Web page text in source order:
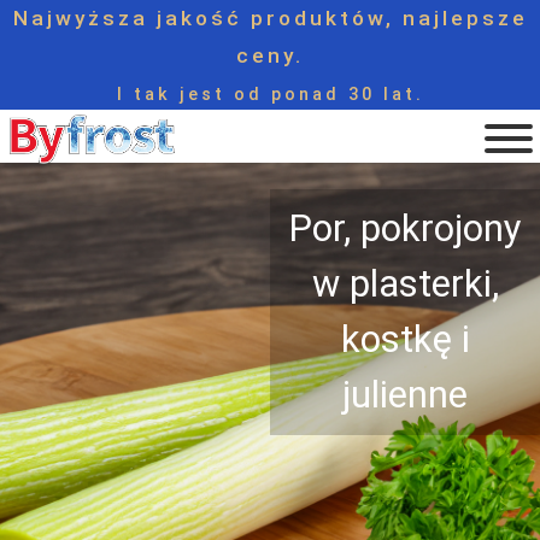
Najwyższa jakość produktów, najlepsze
ceny.
I tak jest od ponad 30 lat.
Por, pokrojony
w plasterki,
kostkę i
julienne